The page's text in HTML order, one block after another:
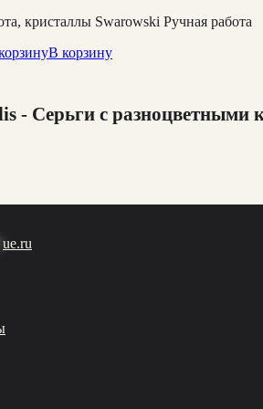
кристаллы Swarowski Ручная работа
В корзину
- Серьги с разноцветными
ue.ru